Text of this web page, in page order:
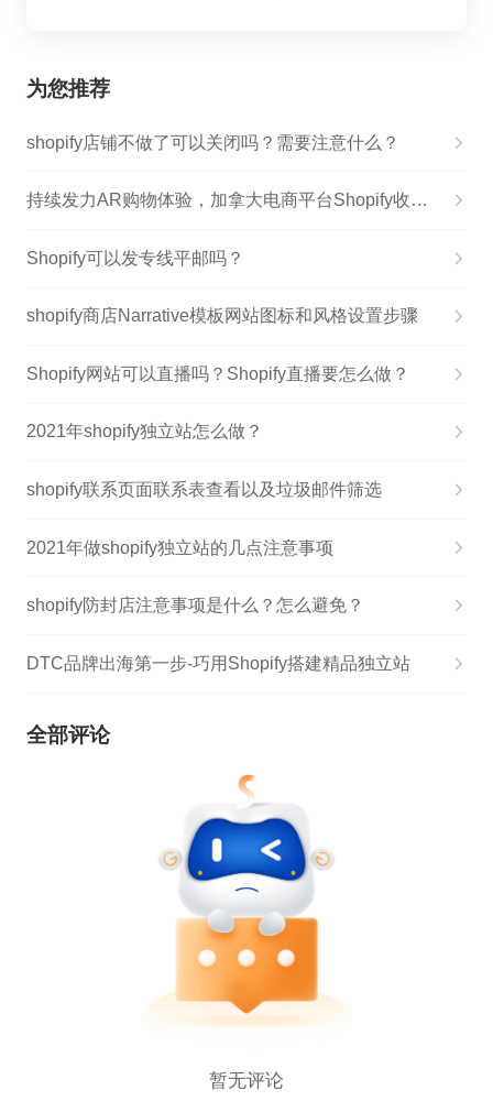
为您推荐
shopify店铺不做了可以关闭吗？需要注意什么？
持续发力AR购物体验，加拿大电商平台Shopify收购AR创企Primer
Shopify可以发专线平邮吗？
shopify商店Narrative模板网站图标和风格设置步骤
Shopify网站可以直播吗？Shopify直播要怎么做？
2021年shopify独立站怎么做？
shopify联系页面联系表查看以及垃圾邮件筛选
2021年做shopify独立站的几点注意事项
shopify防封店注意事项是什么？怎么避免？
DTC品牌出海第一步-巧用Shopify搭建精品独立站
全部评论
暂无评论